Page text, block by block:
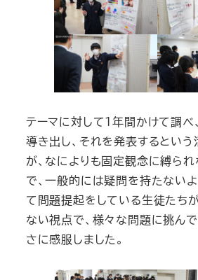
テーマに対して１年間かけて調べ
導き出し、それを発表するとい
が、なによりも固定観念に縛ら
で、一般的には疑問を持たない
て問題提起をしている生徒たち
ない視点で、様々な問題に挑ん
さに感服しました。